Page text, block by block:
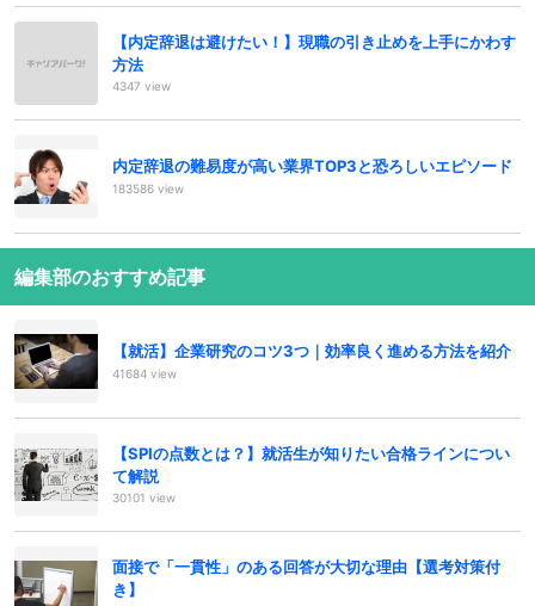
【内定辞退は避けたい！】現職の引き止めを上手にかわす
方法
4347 view
内定辞退の難易度が高い業界TOP3と恐ろしいエピソード
183586 view
編集部のおすすめ記事
【就活】企業研究のコツ3つ｜効率良く進める方法を紹介
41684 view
【SPIの点数とは？】就活生が知りたい合格ラインについ
て解説
30101 view
面接で「一貫性」のある回答が大切な理由【選考対策付
き】